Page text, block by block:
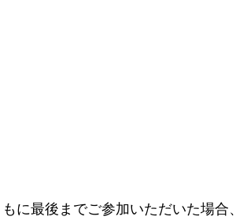
に最後までご参加いただいた場合、